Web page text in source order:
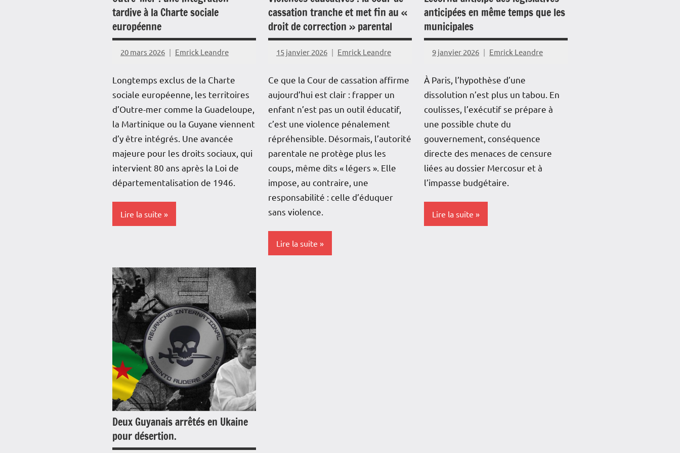
Réunion
Martinique
Outremer
Société Martinique
Océan
Indien
Politique
Société
tardive à la Charte sociale
européenne
20 mars 2026 Emrick Leandre
Longtemps exclus de la Charte
sociale européenne, les territoires
d’Outre-mer comme la Guadeloupe,
la Martinique ou la Guyane viennent
d’y être intégrés. Une avancée
majeure pour les droits sociaux, qui
intervient 80 ans après la Loi de
départementalisation de 1946.
Lire la suite
Blog
Ecologie
Environnement
France
Guadeloupe
Guyane
Martinique
Océan
Indien
cassation tranche et met fin au «
droit de correction » parental
15 janvier 2026 Emrick Leandre
Ce que la Cour de cassation affirme
aujourd’hui est clair : frapper un
enfant n’est pas un outil éducatif,
c’est une violence pénalement
répréhensible. Désormais, l’autorité
parentale ne protège plus les
coups, même dits « légers ». Elle
impose, au contraire, une
responsabilité : celle d’éduquer
sans violence.
Lire la suite
anticipées en même temps que les
municipales
9 janvier 2026 Emrick Leandre
À Paris, l’hypothèse d’une
dissolution n’est plus un tabou. En
coulisses, l’exécutif se prépare à
une possible chute du
gouvernement, conséquence
directe des menaces de censure
liées au dossier Mercosur et à
l’impasse budgétaire.
Lire la suite
Deux Guyanais arrêtés en Ukaine
pour désertion.